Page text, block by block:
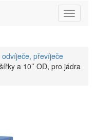
Toggle
odvíječe, převíječe
a 10’’ OD, pro jádra